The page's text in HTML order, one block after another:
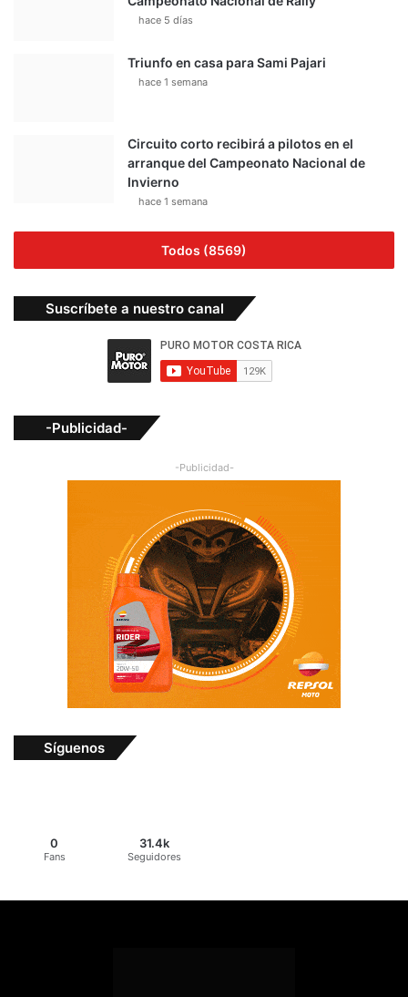
hace 5 días
Triunfo en casa para Sami Pajari
hace 1 semana
Circuito corto recibirá a pilotos en el
arranque del Campeonato Nacional de
Invierno
hace 1 semana
Todos (8569)
Suscríbete a nuestro canal
-Publicidad-
-Publicidad-
Síguenos
0
Fans
31.4k
Seguidores